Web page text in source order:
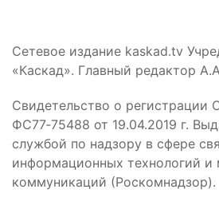
Сетевое издание kaskad.tv
«Каскад». Главный редактор
Свидетельство о
ФС77‑75488 от 19.04.2019 г.
службой по надзору в сфере
информационных технологий и
коммуникаций (Роскомнадзор).